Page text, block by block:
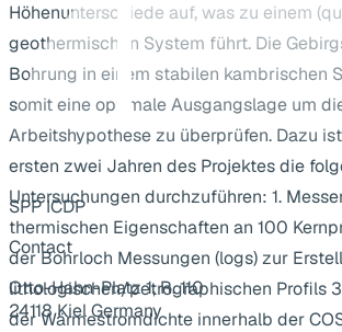
Höhenunterschiede auf, was zu einem
geothermischen System führt. Die
Bohrung in einem stabilen kambrischen
somit eine optimale Ausgangslage um
Arbeitshypothese zu überprüfen. Dazu
ersten zwei Jahren des Projektes die
Untersuchungen durchzuführen: 1.
thermischen Eigenschaften an 100
der Bohrloch Messungen (logs) zur
lithologischen/petrographischen Profils
der Wärmestromdichte innerhalb der
SPP ICDP
Contact
Otto-Hahn-Platz 1, R. 110
24118 Kiel Germany